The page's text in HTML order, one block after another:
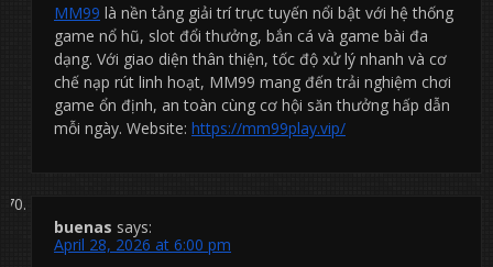
MM99 là nền tảng giải trí trực tuyến nổi bật với hệ thống
game nổ hũ, slot đổi thưởng, bắn cá và game bài đa
dạng. Với giao diện thân thiện, tốc độ xử lý nhanh và cơ
chế nạp rút linh hoạt, MM99 mang đến trải nghiệm chơi
game ổn định, an toàn cùng cơ hội săn thưởng hấp dẫn
mỗi ngày. Website: https://mm99play.vip/
buenas says:
April 28, 2026 at 6:00 pm